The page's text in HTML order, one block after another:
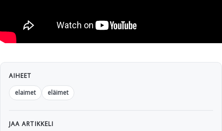
AIHEET
elaimet
eläimet
JAA ARTIKKELI